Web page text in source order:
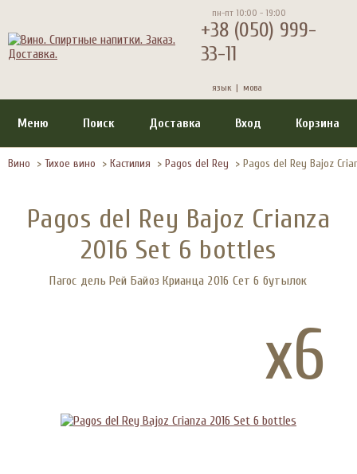
пн-пт 10:00 - 19:00
+38 (050) 999-
33-11
язык | мова
Меню Поиск Доставка Вход Корзина
Вино > Тихое вино > Кастилия > Pagos del Rey > Pagos del Rey Bajoz
Pagos del Rey Bajoz Crianza
2016 Set 6 bottles
Пагос дель Рей Байоз Крианца 2016 Сет 6 бутылок
x6